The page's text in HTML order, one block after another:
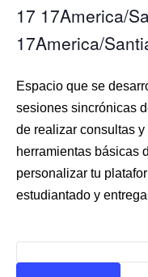
17 17America/
17America/
Espacio que se
sesiones sincrónicas
de realizar consultas
herramientas básicas
personalizar tu
estudiantado y